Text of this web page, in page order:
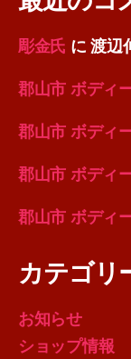
彫金氏 に渡辺
郡山市 ボディ
郡山市 ボディ
郡山市 ボディ
郡山市 ボディ
カテゴリ
お知らせ
ショップ情報